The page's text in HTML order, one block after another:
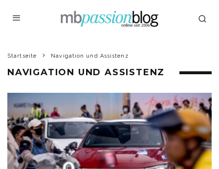
Startseite Navigation und Assistenz
NAVIGATION UND ASSISTENZ